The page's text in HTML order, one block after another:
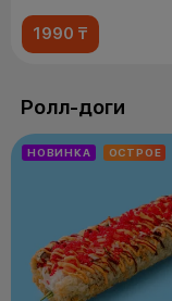
1990 ₸
Ролл-доги
НОВИНКА ОСТРОЕ